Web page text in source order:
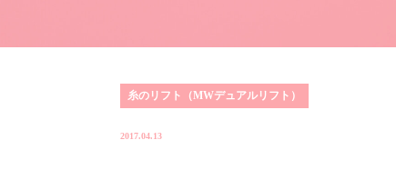
糸のリフト（MWデュアルリフト）
2017.04.13